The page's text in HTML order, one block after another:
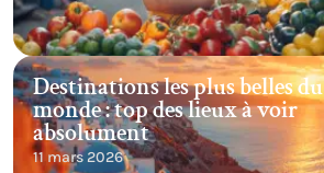
Destinations les plus belles du
monde : top des lieux à voir
absolument
11 mars 2026